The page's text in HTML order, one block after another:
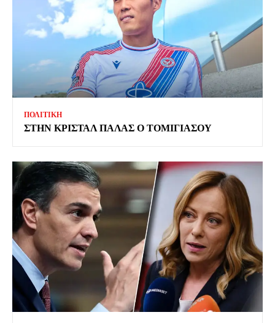
ΠΟΛΙΤΙΚΗ
ΣΤΗΝ ΚΡΙΣΤΑΛ ΠΑΛΑΣ Ο ΤΟΜΙΓΙΑΣΟΥ